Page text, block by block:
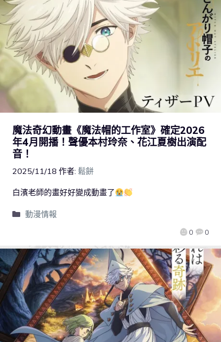
魔法奇幻動畫《魔法帽的工作室》確定2026
年4月開播！聲優本村玲奈、花江夏樹出演配
音！
2025/11/18 作者: 鬆餅
0 0
白濱老師的畫好好變成動畫了
動漫情報